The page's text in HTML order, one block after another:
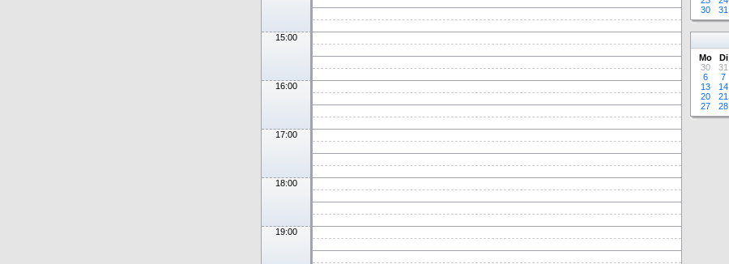
15:00
16:00
17:00
18:00
19:00
30
31
Mo
Di
30
31
6
7
13
14
20
21
27
28